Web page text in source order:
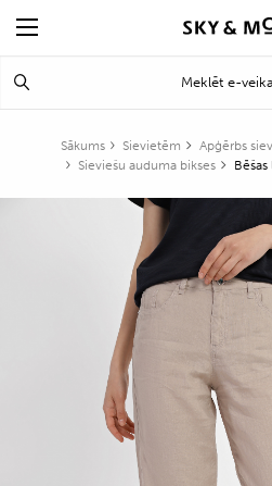
Sākums Sievietēm Apģērbs
Sieviešu auduma bikses